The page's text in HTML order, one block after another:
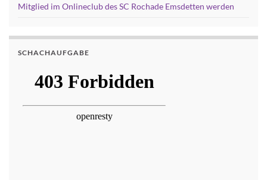
Mitglied im Onlineclub des SC Rochade Emsdetten werden
SCHACHAUFGABE